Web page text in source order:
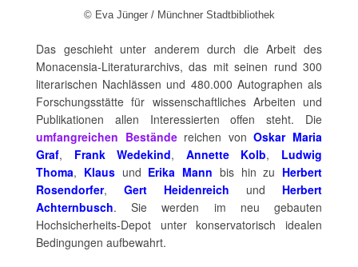
© Eva Jünger / Münchner Stadtbibliothek
Das geschieht unter anderem durch die Arbeit des
Monacensia-Literaturarchivs, das mit seinen rund 300
literarischen Nachlässen und 480.000 Autographen als
Forschungsstätte für wissenschaftliches Arbeiten und
Publikationen allen Interessierten offen steht. Die
umfangreichen Beständereichen vonOskar Maria
Graf, Frank Wedekind, Annette Kolb, Ludwig
Thoma, Klausund Erika Mann bis hin zu Herbert
Rosendorfer, Gert Heidenreich und Herbert
Achternbusch. Sie werden im neu gebauten
Hochsicherheits-Depot unter konservatorisch idealen
Bedingungen aufbewahrt.